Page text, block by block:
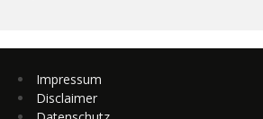
Impressum
Disclaimer